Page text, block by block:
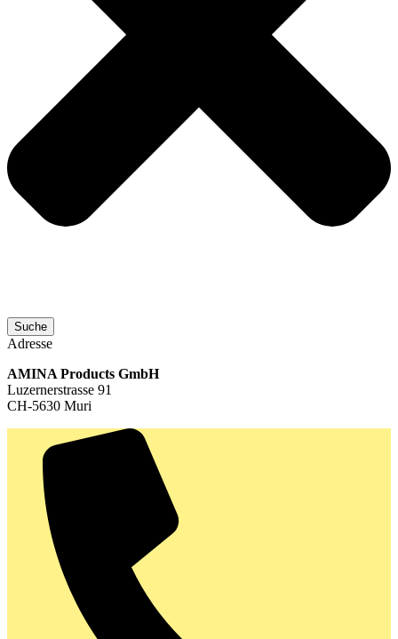
Suche
Adresse
AMINA Products GmbH
Luzernerstrasse 91
CH-5630 Muri